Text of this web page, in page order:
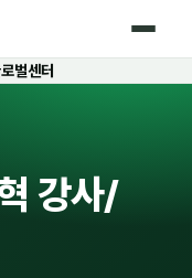
벌센터
강사/